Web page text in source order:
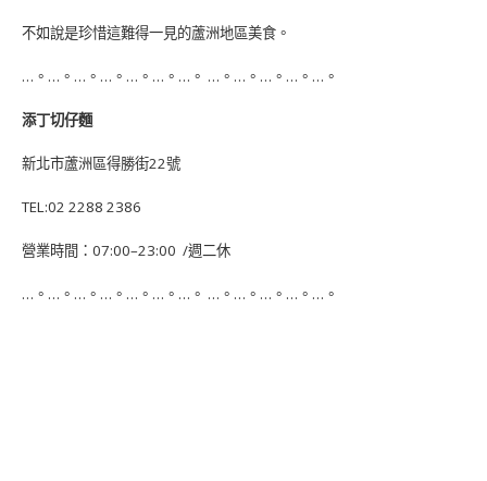
不如說是珍惜這難得一見的蘆洲地區美食。
…。…。…。…。…。…。…。 …。…。…。…。…。
添丁切仔麵
新北市蘆洲區得勝街22號
TEL:02 2288 2386
營業時間： 07:00–23:00 /週二休
…。…。…。…。…。…。…。 …。…。…。…。…。